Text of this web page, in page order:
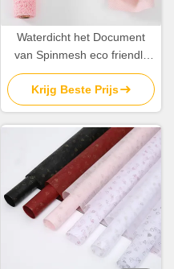
Waterdicht het Document
van Spinmesh eco friendly
florist wrapping Broodje
50cm*5Y
Krijg Beste Prijs